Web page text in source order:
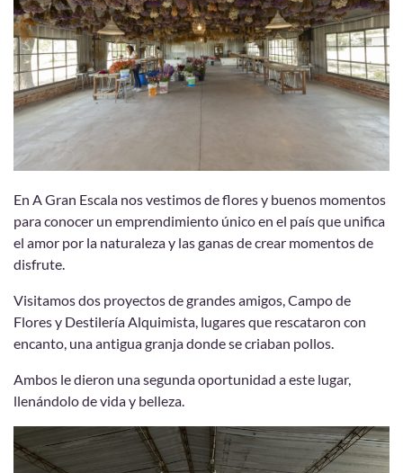
En A Gran Escala nos vestimos de flores y buenos momentos
para conocer un emprendimiento único en el país que unifica
el amor por la naturaleza y las ganas de crear momentos de
disfrute.
Visitamos dos proyectos de grandes amigos, Campo de
Flores y Destilería Alquimista, lugares que rescataron con
encanto, una antigua granja donde se criaban pollos.
Ambos le dieron una segunda oportunidad a este lugar,
llenándolo de vida y belleza.